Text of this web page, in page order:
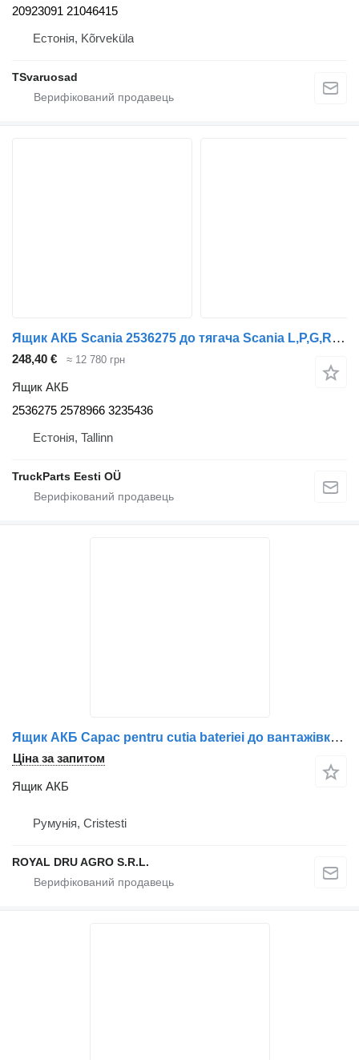
20923091 21046415
Естонія, Kõrveküla
TSvaruosad
Ящик АКБ Scania 2536275 до тягача Scania L,P,G,R,S-series (2016-)
248,40 € ≈ 12 780 грн
Ящик АКБ
2536275 2578966 3235436
Естонія, Tallinn
TruckParts Eesti OÜ
Ящик АКБ Capac pentru cutia bateriei до вантажівки Scania cu siglă leu 2016292-12
Ціна за запитом
Ящик АКБ
Румунія, Cristesti
ROYAL DRU AGRO S.R.L.